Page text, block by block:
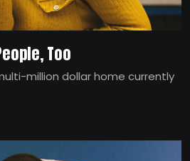
Too
million dollar home currently